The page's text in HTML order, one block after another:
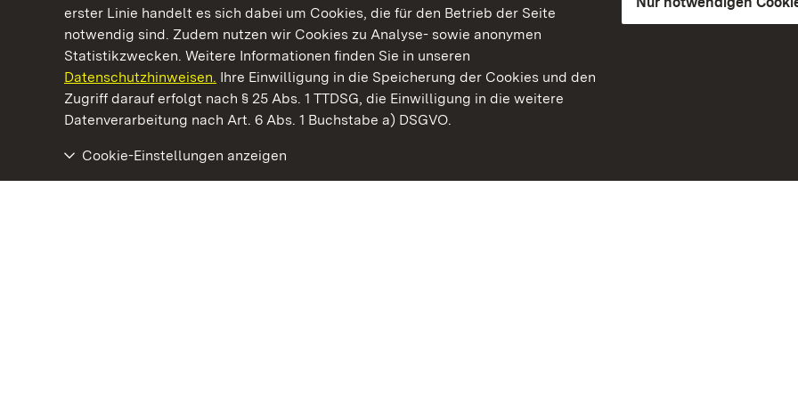
erster Linie handelt es sich dabei um Cookies, die für den Betrieb der Seite
notwendig sind. Zudem nutzen wir Cookies zu Analyse- sowie anonymen
Statistikzwecken. Weitere Informationen finden Sie in unseren
Datenschutzhinweisen. Ihre Einwilligung in die Speicherung der Cookies und den
Zugriff darauf erfolgt nach § 25 Abs. 1 TTDSG, die Einwilligung in die weitere
Datenverarbeitung nach Art. 6 Abs. 1 Buchstabe a) DSGVO.
Cookie-Einstellungen anzeigen
Kommen. Staunen. Genießen.